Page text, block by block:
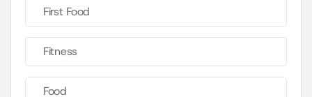
First Food
Fitness
Food